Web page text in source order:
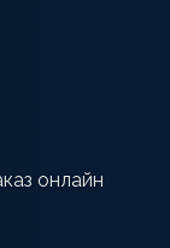
онлайн